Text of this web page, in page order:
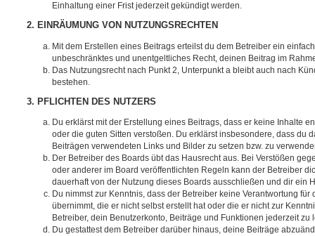
Einhaltung einer Frist jederzeit gekündigt werden.
2. EINRÄUMUNG VON NUTZUNGSRECHTEN
Mit dem Erstellen eines Beitrags erteilst du dem Betreiber ein
unbeschränktes und unentgeltliches Recht, deinen Beitrag im
Das Nutzungsrecht nach Punkt 2, Unterpunkt a bleibt auch nach
bestehen.
3. PFLICHTEN DES NUTZERS
Du erklärst mit der Erstellung eines Beitrags, dass er keine Inhalte
oder die guten Sitten verstoßen. Du erklärst insbesondere, dass du
Beiträgen verwendeten Links und Bilder zu setzen bzw. zu
Der Betreiber des Boards übt das Hausrecht aus. Bei Verstößen
oder anderer im Board veröffentlichten Regeln kann der Betreiber
dauerhaft von der Nutzung dieses Boards ausschließen und dir ein
Du nimmst zur Kenntnis, dass der Betreiber keine Verantwortung für
übernimmt, die er nicht selbst erstellt hat oder die er nicht zur
Betreiber, dein Benutzerkonto, Beiträge und Funktionen jederzeit zu
Du gestattest dem Betreiber darüber hinaus, deine Beiträge